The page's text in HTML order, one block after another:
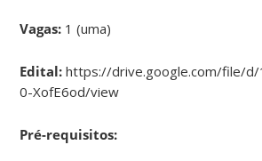
Vagas: 1 (uma)
Edital: https://drive.google.com/file/d/
0-XofE6od/view
Pré-requisitos: